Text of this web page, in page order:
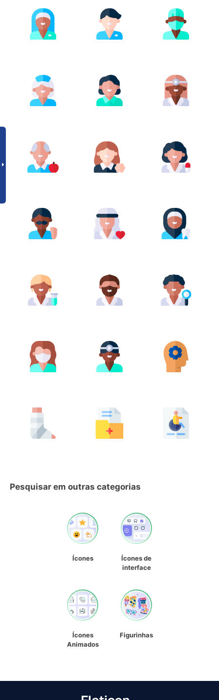
Pesquisar em outras categorias
Ícones
Ícones de
interface
Ícones
Animados
Figurinhas